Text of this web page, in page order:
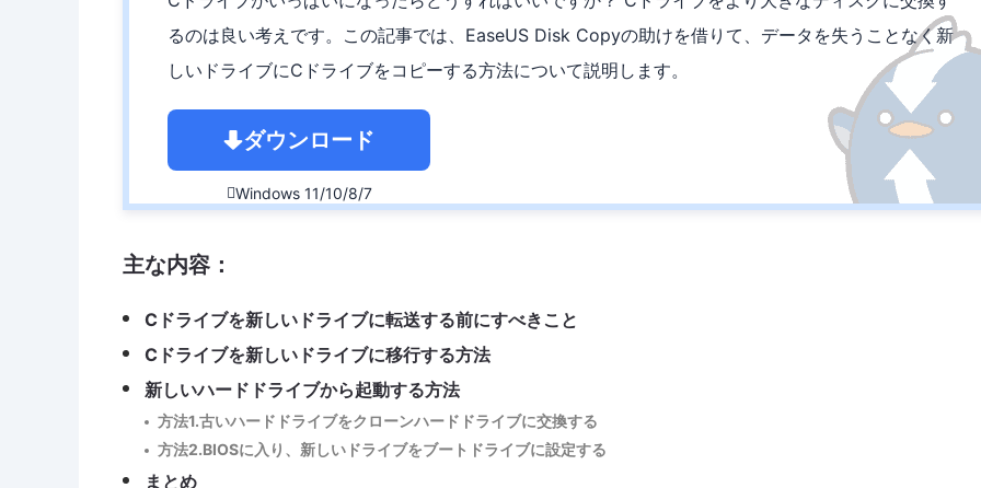
るのは良い考えです。この記事では、EaseUS Disk Copyの助けを借りて、データを失うことなく新
しいドライブにCドライブをコピーする方法について説明します。
ダウンロード
Windows 11/10/8/7
主な内容：
Cドライブを新しいドライブに転送する前にすべきこと
Cドライブを新しいドライブに移行する方法
新しいハードドライブから起動する方法
方法1.古いハードドライブをクローンハードドライブに交換する
方法2.BIOSに入り、新しいドライブをブートドライブに設定する
まとめ